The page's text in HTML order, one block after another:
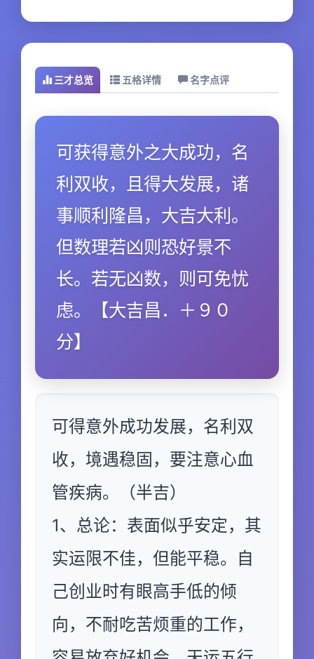
三才总览 五格详情 名字点评
可获得意外之大成功，名
利双收，且得大发展，诸
事顺利隆昌，大吉大利。
但数理若凶则恐好景不
长。若无凶数，则可免忧
虑。【大吉昌．＋９０
分】
可得意外成功发展，名利双
收，境遇稳固，要注意心血
管疾病。（半吉）
1、总论：表面似乎安定，其
实运限不佳，但能平稳。自
己创业时有眼高手低的倾
向，不耐吃苦烦重的工作，